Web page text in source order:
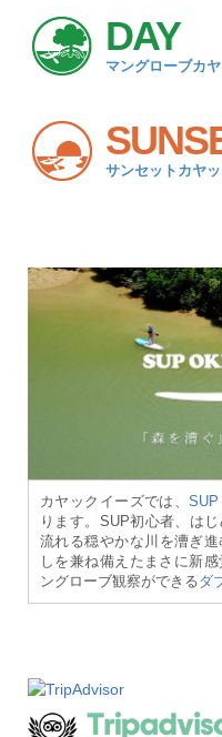
DAY
マングローブカ
サンセットカヤ
カヤックイーズでは、
ります。SUP初心者、は
流れる穏やかな川を漕ぎ
しを兼ね備えたまさに新
ングローブ観察ができるダ